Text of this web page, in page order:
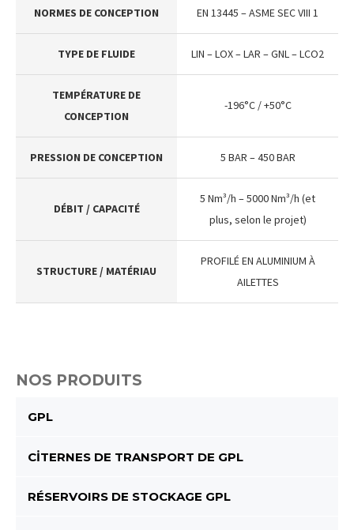
NOS PRODUITS
GPL
CİTERNES DE TRANSPORT DE GPL
RÉSERVOIRS DE STOCKAGE GPL
NORMES DE CONCEPTION EN 13445 – ASME SEC VIII 1
TYPE DE FLUIDE LIN – LOX – LAR – GNL – LCO2
TEMPÉRATURE DE
CONCEPTION
-196°C / +50°C
PRESSION DE CONCEPTION 5 BAR – 450 BAR
DÉBIT / CAPACITÉ
5 Nm³/h – 5000 Nm³/h (et
plus, selon le projet)
STRUCTURE / MATÉRIAU
PROFILÉ EN ALUMINIUM À
AILETTES